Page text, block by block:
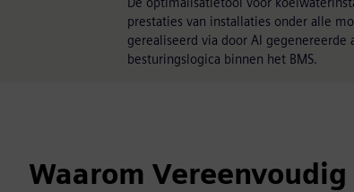
prestaties van installaties onder alle
gerealiseerd via door AI
besturingslogica binnen het BMS.
Waarom Vereenvoudig